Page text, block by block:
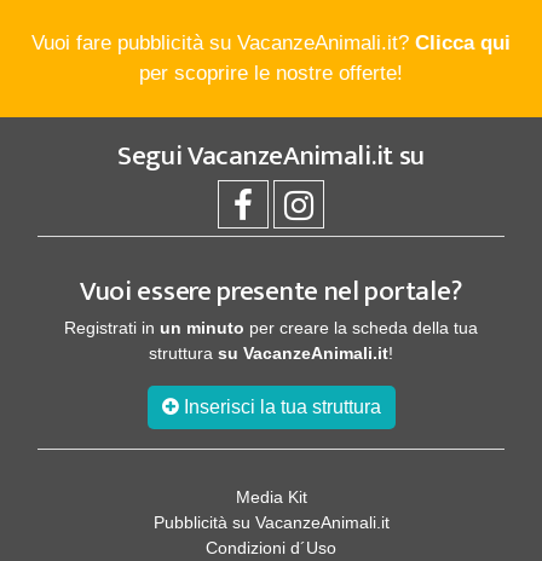
Vuoi fare pubblicità su VacanzeAnimali.it? Clicca qui
per scoprire le nostre offerte!
SeguiVacanzeAnimali.itsu
Vuoi essere presente nel portale?
Registrati in un minuto per creare la scheda della tua
struttura su VacanzeAnimali.it!
Inserisci la tua struttura
Media Kit
Pubblicità su VacanzeAnimali.it
Condizioni d´Uso